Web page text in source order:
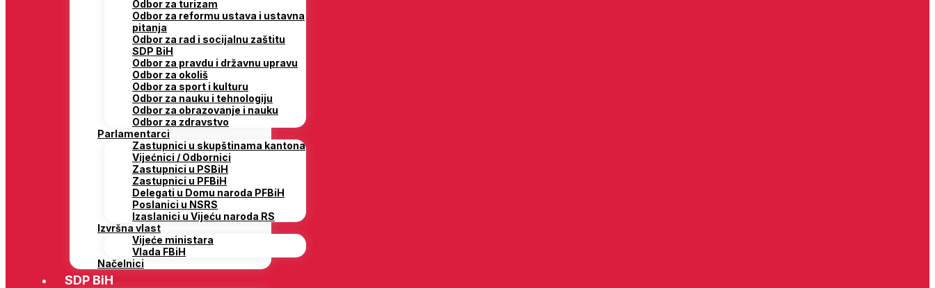
Odbor za turizam
Odbor za reformu ustava i ustavna
pitanja
Odbor za rad i socijalnu zaštitu
SDP BiH
Odbor za pravdu i državnu upravu
Odbor za okoliš
Odbor za sport i kulturu
Odbor za nauku i tehnologiju
Odbor za obrazovanje i nauku
Odbor za zdravstvo
Parlamentarci
Zastupnici u skupštinama kantona
Vijećnici / Odbornici
Zastupnici u PSBiH
Zastupnici u PFBiH
Delegati u Domu naroda PFBiH
Poslanici u NSRS
Izaslanici u Vijeću naroda RS
Izvršna vlast
Vijeće ministara
Vlada FBiH
Načelnici
SDP BiH